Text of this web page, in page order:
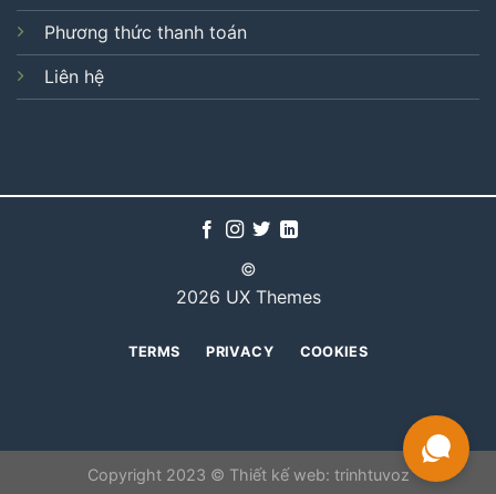
Phương thức thanh toán
Liên hệ
©
2026 UX Themes
TERMS PRIVACY COOKIES
Copyright 2023 © Thiết kế web: trinhtuvoz